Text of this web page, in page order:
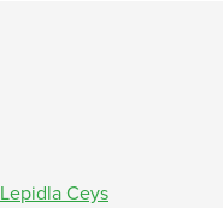
Lepidla Ceys